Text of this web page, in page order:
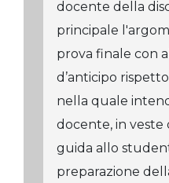
docente della
principale
prova finale con
d’anticipo
nella quale
docente, in veste
guida allo
preparazione